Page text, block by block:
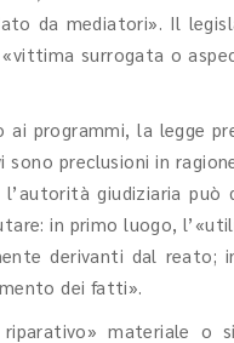
da mediatori». Il
«vittima surrogata o
ai programmi, la legge
sono preclusioni in
giudiziaria può
in primo luogo,
derivanti dal reato;
dei fatti».
materiale o